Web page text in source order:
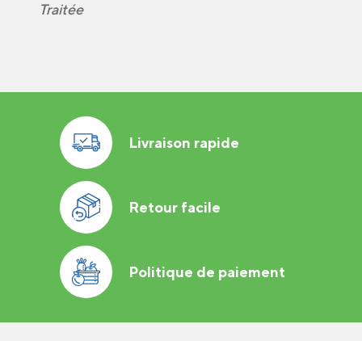
Traitée
Livraison rapide
Retour facile
Politique de paiement